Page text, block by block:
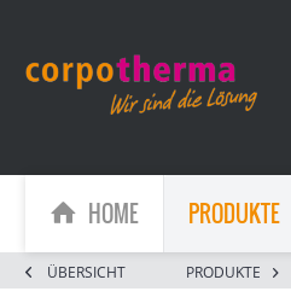
HOME PRODUKTE
ÜBERSICHT PRODUKTE